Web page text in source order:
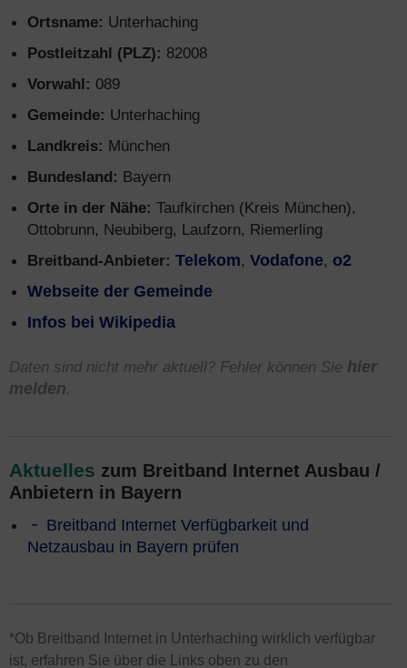
Ortsname: Unterhaching
Postleitzahl (PLZ): 82008
Vorwahl: 089
Gemeinde: Unterhaching
Landkreis: München
Bundesland: Bayern
Orte in der Nähe: Taufkirchen (Kreis München),
Ottobrunn, Neubiberg, Laufzorn, Riemerling
Breitband-Anbieter: Telekom, Vodafone, o2
Webseite der Gemeinde
Infos bei Wikipedia
Daten sind nicht mehr aktuell? Fehler können Sie hier
melden.
Aktuelles zum Breitband Internet Ausbau /
Anbietern in Bayern
Breitband Internet Verfügbarkeit und
Netzausbau in Bayern prüfen
*Ob Breitband Internet in Unterhaching wirklich verfügbar
ist, erfahren Sie über die Links oben zu den